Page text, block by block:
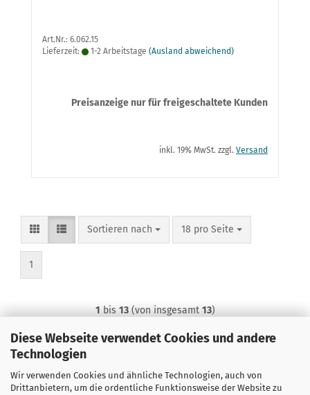
Diese Webseite verwendet Cookies und andere
Technologien
Wir verwenden Cookies und ähnliche Technologien, auch von
Drittanbietern, um die ordentliche Funktionsweise der Website zu
Art.Nr.: 6.062.15
Lieferzeit:
1-2 Arbeitstage (Ausland abweichend)
Preisanzeige nur für freigeschaltete Kunden
inkl. 19% MwSt. zzgl. Versand
Sortieren nach
Sortieren nach 18 pro Seite
pro Seite
1
1 bis 13(von insgesamt 13)